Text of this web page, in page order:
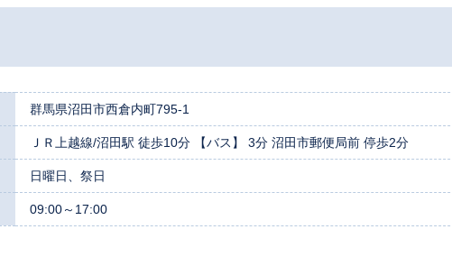
群馬県沼田市西倉内町795-1
ＪＲ上越線/沼田駅 徒歩10分 【バス】 3分 沼田市郵便局前 停歩2分
日曜日、祭日
09:00～17:00